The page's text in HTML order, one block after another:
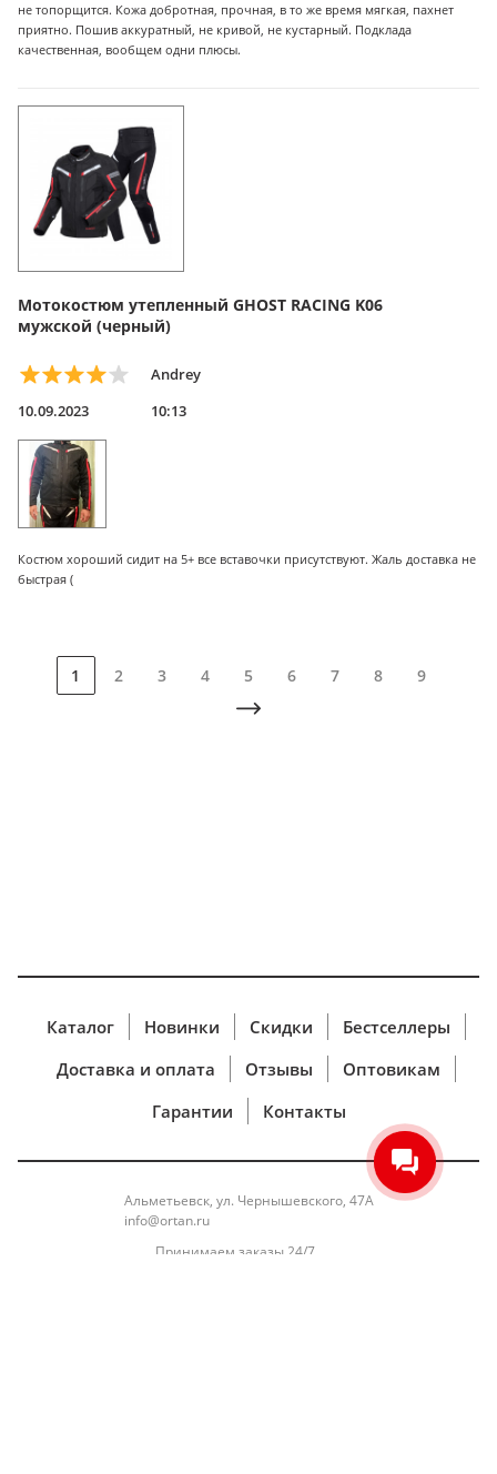
не топорщится. Кожа добротная, прочная, в то же время мягкая, пахнет
приятно. Пошив аккуратный, не кривой, не кустарный. Подклада
качественная, вообщем одни плюсы.
Мотокостюм утепленный GHOST RACING K06
мужской (черный)
Andrey
10.09.2023
10:13
Костюм хороший сидит на 5+ все вставочки присутствуют. Жаль доставка не
быстрая (
1 2 3 4 5 6 7 8 9
Каталог Новинки Скидки
Бестселлеры
Доставка и оплата
Отзывы
Оптовикам
Гарантии
Контакты
Альметьевск, ул. Чернышевского, 47А
info@ortan.ru
Принимаем заказы 24/7,